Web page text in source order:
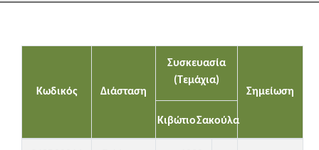
Κωδικός Διάσταση
Συσκευασία
(Τεμάχια)
ΚιβώτιοΣακούλα
Σημείωση